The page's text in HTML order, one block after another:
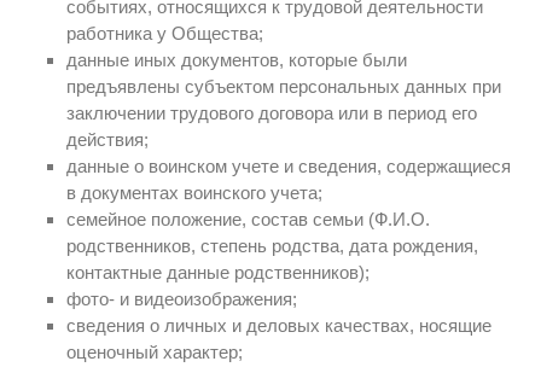
событиях, относящихся к трудовой деятельности
работника у Общества;
данные иных документов, которые были
предъявлены субъектом персональных данных при
заключении трудового договора или в период его
действия;
данные о воинском учете и сведения, содержащиеся
в документах воинского учета;
семейное положение, состав семьи (Ф.И.О.
родственников, степень родства, дата рождения,
контактные данные родственников);
фото- и видеоизображения;
сведения о личных и деловых качествах, носящие
оценочный характер;